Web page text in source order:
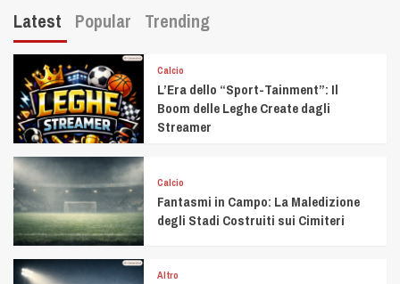
Latest Popular Trending
Calcio
L’Era dello “Sport-Tainment”: Il
Boom delle Leghe Create dagli
Streamer
Calcio
Fantasmi in Campo: La Maledizione
degli Stadi Costruiti sui Cimiteri
Altro